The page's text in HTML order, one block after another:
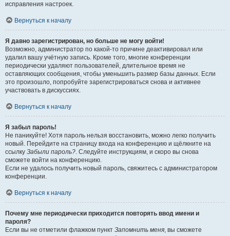
исправления настроек.
Вернуться к началу
Я давно зарегистрирован, но больше не могу войти!
Возможно, администратор по какой-то причине деактивировал или
удалил вашу учётную запись. Кроме того, многие конференции
периодически удаляют пользователей, длительное время не
оставляющих сообщения, чтобы уменьшить размер базы данных. Если
это произошло, попробуйте зарегистрироваться снова и активнее
участвовать в дискуссиях.
Вернуться к началу
Я забыл пароль!
Не паникуйте! Хотя пароль нельзя восстановить, можно легко получить
новый. Перейдите на страницу входа на конференцию и щёлкните на
ссылку Забыли пароль?. Следуйте инструкциям, и скоро вы снова
сможете войти на конференцию.
Если не удалось получить новый пароль, свяжитесь с администратором
конференции.
Вернуться к началу
Почему мне периодически приходится повторять ввод имени и
пароля?
Если вы не отметили флажком пункт Запомнить меня, вы сможете